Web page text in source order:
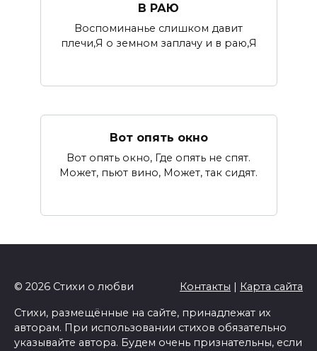
В РАЮ
Воспоминанье слишком давит
плечи,Я о земном заплачу и в раю,Я
Вот опять окно
Вот опять окно, Где опять не спят.
Может, пьют вино, Может, так сидят.
© 2026 Стихи о любви Контакты | Карта сайта
Стихи, размещённые на сайте, принадлежат их
авторам. При использовании стихов обязательно
указывайте автора. Будем очень признательны, если